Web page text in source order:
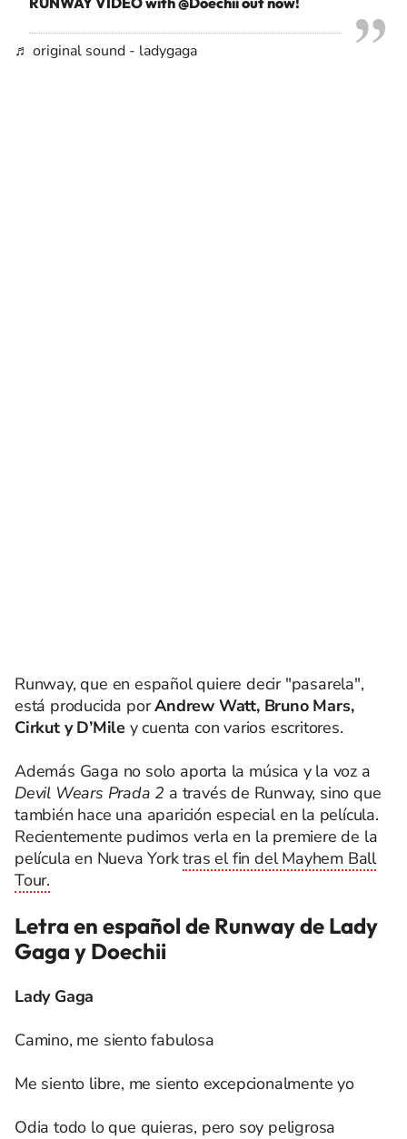
♬ original sound - ladygaga
Runway, que en español quiere decir "pasarela",
está producida porAndrew Watt, Bruno Mars,
Cirkut y D’Mile y cuenta con varios escritores.
Además Gaga no solo aporta la música y la voz a
Devil Wears Prada 2 a través de Runway, sino que
también hace una aparición especial en la película.
Recientemente pudimos verla en la premiere de la
película en Nueva Yorktras el fin del Mayhem Ball
Tour.
Letra en español de Runway de Lady
Gaga y Doechii
Lady Gaga
Camino, me siento fabulosa
Me siento libre, me siento excepcionalmente yo
Odia todo lo que quieras, pero soy peligrosa